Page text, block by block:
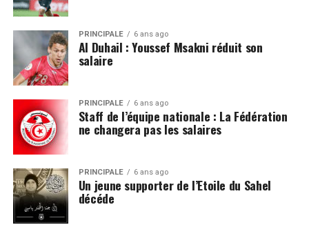
PRINCIPALE 6 ans ago
Al Duhail : Youssef Msakni réduit son
salaire
PRINCIPALE 6 ans ago
Staff de l’équipe nationale : La Fédération
ne changera pas les salaires
PRINCIPALE 6 ans ago
Un jeune supporter de l’Etoile du Sahel
décéde